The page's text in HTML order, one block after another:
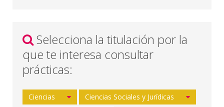
Selecciona la titulación por la
que te interesa consultar
prácticas:
Ciencias
Ciencias Sociales y Jurídicas